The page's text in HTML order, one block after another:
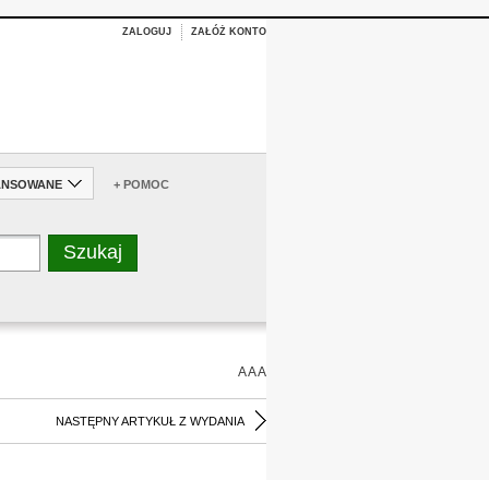
ZALOGUJ ZAŁÓŻ KONTO
+ POMOC
AAA
NASTĘPNY ARTYKUŁ Z WYDANIA